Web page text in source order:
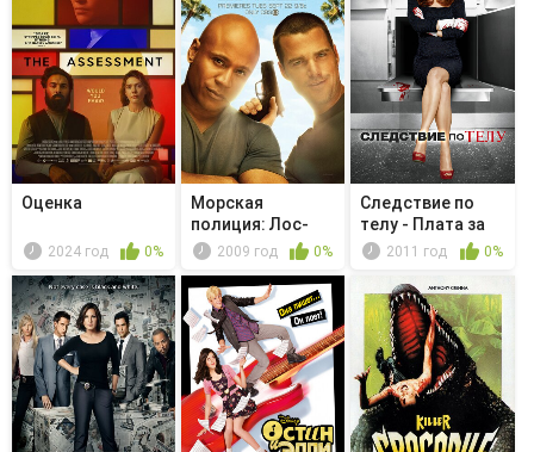
Оценка
2024 год 0%
Морская
полиция: Лос-
Анджелес -
2009 год 0%
Следствие по
телу - Плата за
насмешки
2011 год 0%